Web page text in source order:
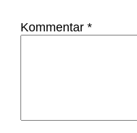
Kommentar *